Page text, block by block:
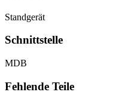
Standgerät
Schnittstelle
MDB
Fehlende Teile